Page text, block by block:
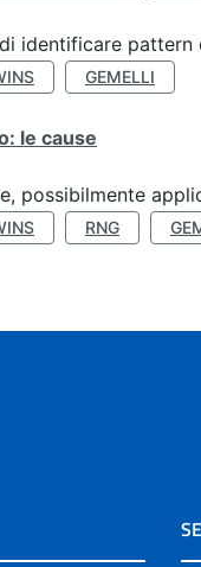
identificare pattern
GEMELLI
le cause
possibilmente
RNG